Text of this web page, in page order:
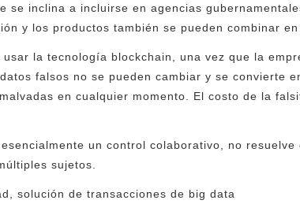
se inclina a incluirse en agencias
y los productos también se pueden combinar en
la tecnología blockchain, una vez que la
falsos no se pueden cambiar y se convierte
en cualquier momento. El costo de la
un control colaborativo, no
sujetos.
solución de transacciones de big data